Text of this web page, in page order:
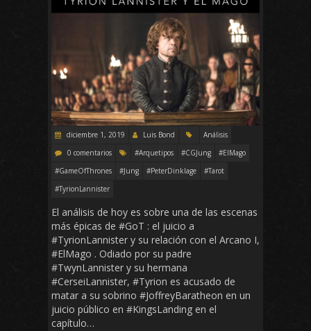
diciembre 1, 2019 Luis Bond
Análisis
0 comentarios
#Arquetipos #CGJung
#ElMago
#GameOfThrones
#Jung #PeterDinklage
#Tarot
#TyrionLannister
El análisis de hoy es sobre una de las escenas
más épicas de #GoT : el juicio a
#TyrionLannister y su relación con el Arcano I,
#ElMago . Odiado por su padre
#TwynLannister y su hermana
#CerseiLannister, #Tyrion es acusado de
matar a su sobrino #JoffreyBaratheon en un
juicio público en #KingsLanding en el
capítulo…